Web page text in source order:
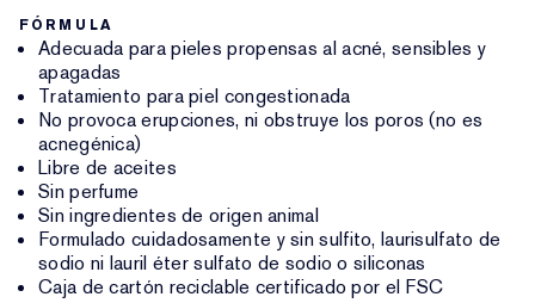
FÓRMULA
Adecuada para pieles propensas al acné, sensibles y
apagadas
Tratamiento para piel congestionada
No provoca erupciones, ni obstruye los poros (no es
acnegénica)
Libre de aceites
Sin perfume
Sin ingredientes de origen animal
Formulado cuidadosamente y sin sulfito, laurisulfato de
sodio ni lauril éter sulfato de sodio o siliconas
Caja de cartón reciclable certificado por el FSC